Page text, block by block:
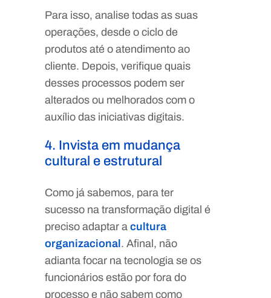
Para isso, analise todas as suas
operações, desde o ciclo de
produtos até o atendimento ao
cliente. Depois, verifique quais
desses processos podem ser
alterados ou melhorados com o
auxílio das iniciativas digitais.
4. Invista em mudança
cultural e estrutural
Como já sabemos, para ter
sucesso na transformação digital é
preciso adaptar a cultura
organizacional . Afinal, não
adianta focar na tecnologia se os
funcionários estão por fora do
processo e não sabem como